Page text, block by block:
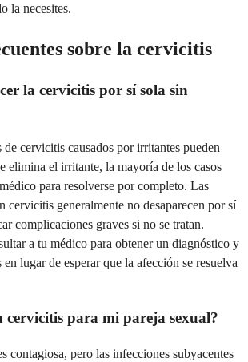
la necesites.
sobre la cervicitis
la cervicitis por sí sola sin
de cervicitis causados por irritantes pueden
elimina el irritante, la mayoría de los casos
para resolverse por completo. Las
cervicitis generalmente no desaparecen por sí
complicaciones graves si no se tratan.
a tu médico para obtener un diagnóstico y
lugar de esperar que la afección se resuelva
cervicitis para mi pareja sexual?
contagiosa, pero las infecciones subyacentes